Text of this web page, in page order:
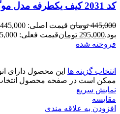
کد 2031 کیف یکطرفه مدل موگو
445,000 تومان
بود.295,000 تومانقیمت فعلی: 295,000 تومان.
فروخته شده
انتخاب گزینه ها این محصول دارای
ممکن است در صفحه محصول
نمایش سریع
مقايسه
افزودن به علاقه مندی